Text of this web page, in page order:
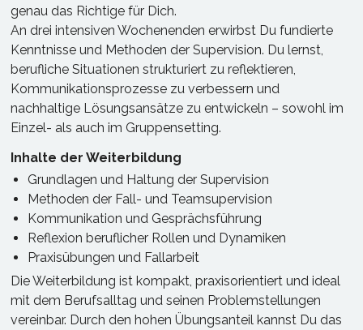
genau das Richtige für Dich.
An drei intensiven Wochenenden erwirbst Du fundierte
Kenntnisse und Methoden der Supervision. Du lernst,
berufliche Situationen strukturiert zu reflektieren,
Kommunikationsprozesse zu verbessern und
nachhaltige Lösungsansätze zu entwickeln – sowohl im
Einzel- als auch im Gruppensetting.
Inhalte der Weiterbildung
Grundlagen und Haltung der Supervision
Methoden der Fall- und Teamsupervision
Kommunikation und Gesprächsführung
Reflexion beruflicher Rollen und Dynamiken
Praxisübungen und Fallarbeit
Die Weiterbildung ist kompakt, praxisorientiert und ideal
mit dem Berufsalltag und seinen Problemstellungen
vereinbar. Durch den hohen Übungsanteil kannst Du das